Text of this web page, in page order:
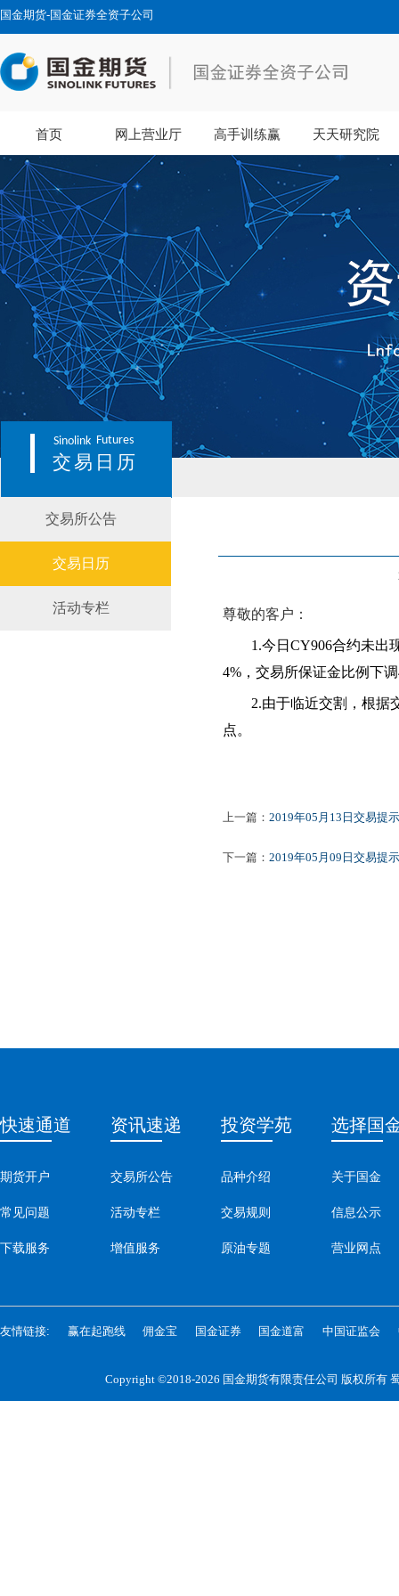
国金期货-国金证券全资子公司
首页 网上营业厅 高手训练赢 天天研究院
Sinolink Futures
交易日历
交易所公告
交易日历
活动专栏 尊敬的客户：
1 .今日CY906合约未出
4%，交易所保证金比例下调
2.由于临近交割，根据
点。
上一篇： 2019年05月13日交易提示
下一篇： 2019年05月09日交易提示
快速通道
期货开户
常见问题
下载服务
资讯速递
交易所公告
活动专栏
增值服务
投资学苑
品种介绍
交易规则
原油专题
选择国
关于国金
信息公示
营业网点
友情链接: 赢在起跑线 佣金宝 国金证券 国金道富 中国证监会
Copyright ©2018-2026 国金期货有限责任公司 版权所有